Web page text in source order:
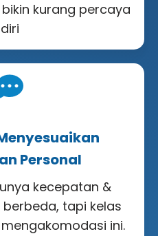
kurang percaya
diri
Personal
kecepatan &
tapi kelas
ini.